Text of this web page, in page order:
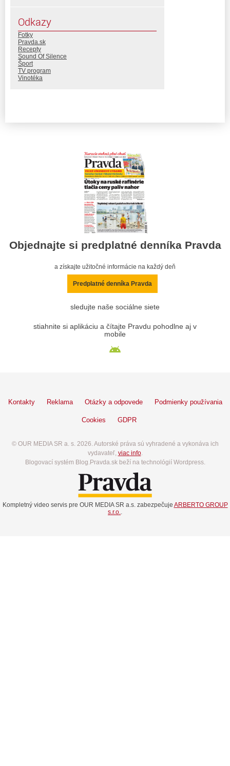
Odkazy
Fotky
Pravda.sk
Recepty
Sound Of Silence
Šport
TV program
Vinotéka
Objednajte si predplatné denníka Pravda
a získajte užitočné informácie na každý deň
Predplatné denníka Pravda
sledujte naše sociálne siete
stiahnite si aplikáciu a čítajte Pravdu pohodlne aj v
mobile
Kontakty Reklama Otázky a odpovede Podmienky používania
Cookies GDPR
© OUR MEDIA SR a. s. 2026. Autorské práva sú vyhradené a vykonáva ich
vydavateľ, viac info.
Blogovací systém Blog.Pravda.sk beží na technológií Wordpress.
Kompletný video servis pre OUR MEDIA SR a.s. zabezpečuje ARBERTO GROUP
s.r.o.